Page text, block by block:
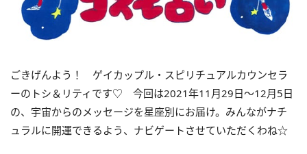
ごきげんよう！ ゲイカップル・スピリチュアルカウンセラ
ーのトシ＆リティです♡ 今回は2021年11 月29日〜12月5日
の、宇宙からのメッセージを星座別にお届け。みんながナチ
ュラルに開運できるよう、ナビゲートさせていただくわね☆